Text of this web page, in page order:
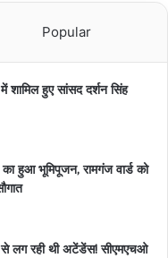
Popular
शामिल हुए सांसद दर्शन सिंह
हुआ भूमिपूजन, रामगंज वार्ड को
से लग रही थी अटेंडेंस! सीएमएचओ